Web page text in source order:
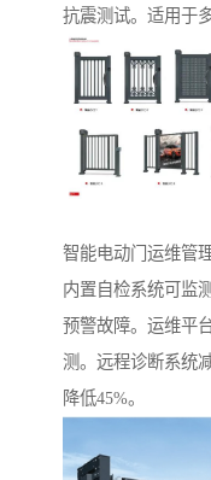
抗震测试。适用于
智能电动门运维管
内置自检系统可监
预警故障。运维平
测。远程诊断系统
降低45%。